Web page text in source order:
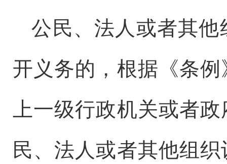
公民、法人或者其
开义务的，根据《条
上一级行政机关或者
民、法人或者其他组